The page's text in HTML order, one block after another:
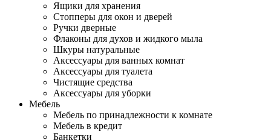
Ящики для хранения
Стопперы для окон и дверей
Ручки дверные
Флаконы для духов и жидкого мыла
Шкуры натуральные
Аксессуары для ванных комнат
Аксессуары для туалета
Чистящие средства
Аксессуары для уборки
Мебель
Мебель по принадлежности к комнате
Мебель в кредит
Банкетки